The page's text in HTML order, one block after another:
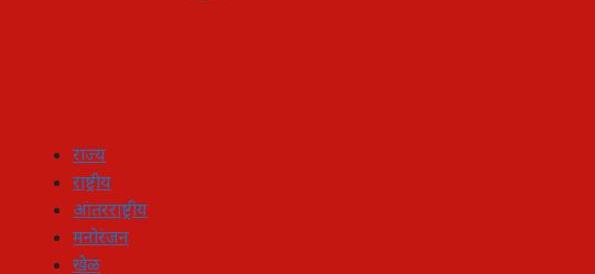
राज्य
राष्ट्रीय
आंतरराष्ट्रीय
मनोरंजन
खेळ